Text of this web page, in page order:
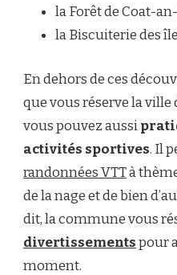
la Forêt de Coat-
la Biscuiterie des
En dehors de ces
que vous réserve la ville
vous pouvez aussi
activités sportives. Il
randonnées VTTà
de la nage et de bien
dit, la commune vous
divertissementspour
moment.